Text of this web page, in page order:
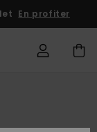
En profiter